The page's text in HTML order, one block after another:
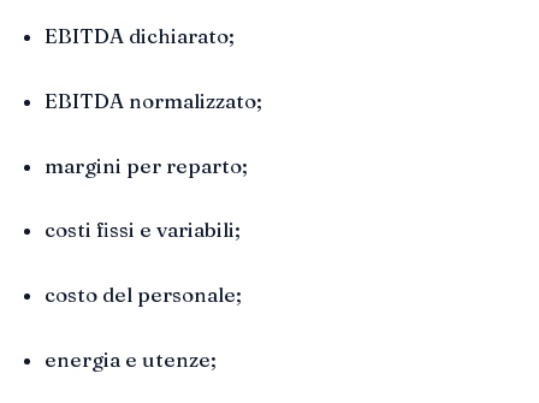
EBITDA dichiarato;
EBITDA normalizzato;
margini per reparto;
costi fissi e variabili;
costo del personale;
energia e utenze;